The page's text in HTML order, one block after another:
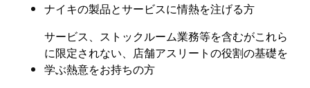
ナイキの製品とサービスに情熱を注げる方
サービス、ストックルーム業務等を含むがこれら
に限定されない、店舗アスリートの役割の基礎を
学ぶ熱意をお持ちの方